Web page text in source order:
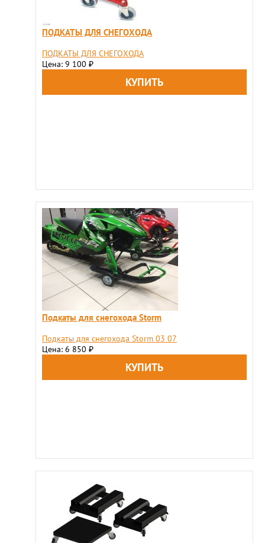
ПОДКАТЫ ДЛЯ СНЕГОХОДА
ПОДКАТЫ ДЛЯ СНЕГОХОДА
Цена: 9 100 ₽
Подкаты для снегохода Storm
Подкаты для снегохода Storm 03 07
Цена: 6 850 ₽